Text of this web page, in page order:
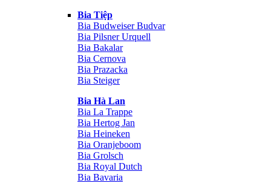
Bia Tiệp
Bia Budweiser Budvar
Bia Pilsner Urquell
Bia Bakalar
Bia Cernova
Bia Prazacka
Bia Steiger
Bia Hà Lan
Bia La Trappe
Bia Hertog Jan
Bia Heineken
Bia Oranjeboom
Bia Grolsch
Bia Royal Dutch
Bia Bavaria